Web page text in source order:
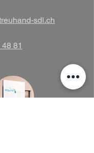
sdl.ch
81